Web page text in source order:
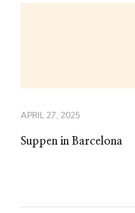
APRIL 27, 2025
Suppen in Barcelona